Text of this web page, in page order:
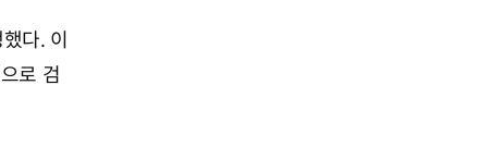
다. 이
로 검